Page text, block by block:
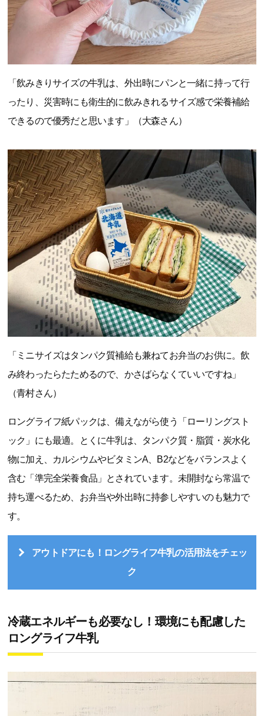
「飲みきりサイズの牛乳は、外出時にパンと一緒に持って行
ったり、災害時にも衛生的に飲みきれるサイズ感で栄養補給
できるので優秀だと思います」（大森さん）
「ミニサイズはタンパク質補給も兼ねてお弁当のお供に。飲
み終わったらたためるので、かさばらなくていいですね」
（青村さん）
ロングライフ紙パックは、備えながら使う「ローリングスト
ック」にも最適。とくに牛乳は、タンパク質・脂質・炭水化
物に加え、カルシウムやビタミンA、B2などをバランスよく
含む「準完全栄養食品」とされています。未開封なら常温で
持ち運べるため、お弁当や外出時に持参しやすいのも魅力で
す。
アウトドアにも！ロングライフ牛乳の活用法をチェッ
ク
冷蔵エネルギーも必要なし！環境にも配慮した
ロングライフ牛乳